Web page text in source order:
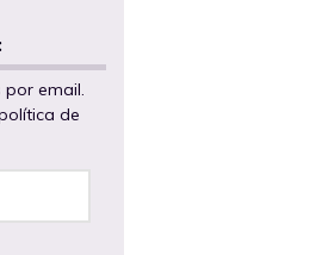
por email.
de